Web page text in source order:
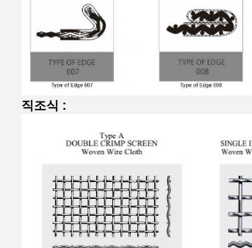
직조식 :